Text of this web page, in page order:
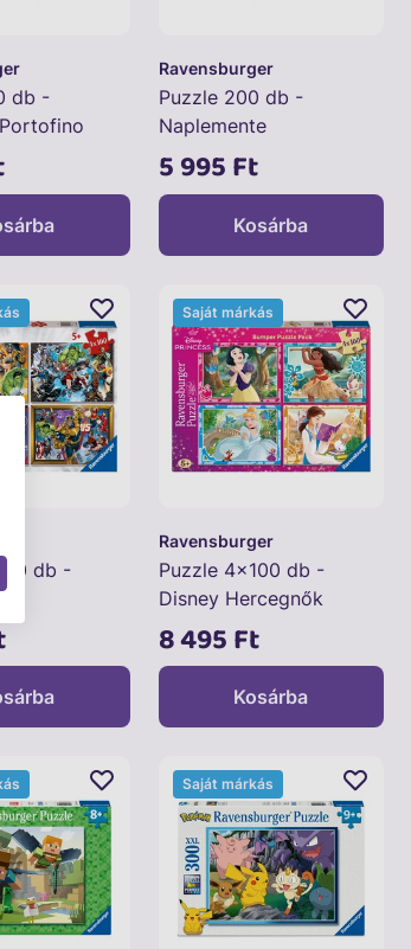
db -
Ravensburger
Puzzle 200 db -
Naplemente
Amszterdamban
5 995 Ft
Kosárba
db -
Ravensburger
Puzzle 4x100 db -
Disney Hercegnők
8 495 Ft
Saját márkás
Kosárba
Saját márkás